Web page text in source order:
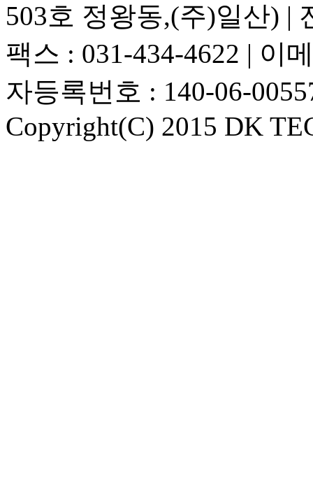
503호 정왕동,(주)일산) |
팩스 : 031-434-4622 | 이
자등록번호 : 140-06-
Copyright(C) 2015 DK